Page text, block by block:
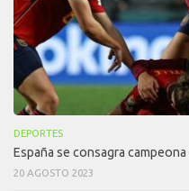
DEPORTES
España se consagra
20 AGOSTO 2023